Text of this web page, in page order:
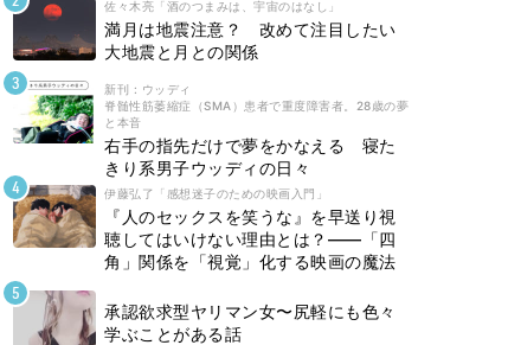
佐々木亮「酒のつまみは、宇宙のはなし」
満月は地震注意？ 改めて注目したい
大地震と月との関係
新刊 : ウッディ
脊髄性筋萎縮症（SMA）患者で重度障害者。28歳の夢
と本音
右手の指先だけで夢をかなえる 寝た
きり系男子ウッディの日々
伊藤弘了「感想迷子のための映画入門」
『人のセックスを笑うな』を早送り視
聴してはいけない理由とは？――「四
角」関係を「視覚」化する映画の魔法
承認欲求型ヤリマン女〜尻軽にも色々
学ぶことがある話